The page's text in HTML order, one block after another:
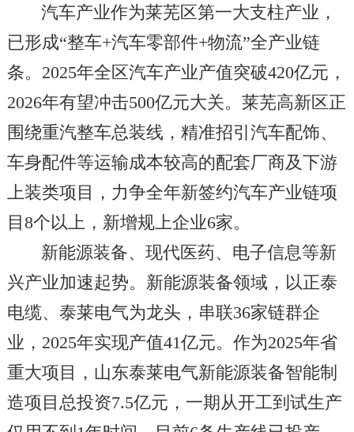
汽车产业作为莱芜区第一大支柱产业，
已形成“整车+汽车零部件+物流”全产业链
条。2025年全区汽车产业产值突破420亿元，
2026年有望冲击500亿元大关。莱芜高新区正
围绕重汽整车总装线，精准招引汽车配饰、
车身配件等运输成本较高的配套厂商及下游
上装类项目，力争全年新签约汽车产业链项
目8个以上，新增规上企业6家。
新能源装备、现代医药、电子信息等新
兴产业加速起势。新能源装备领域，以正泰
电缆、泰莱电气为龙头，串联36家链群企
业，2025年实现产值41亿元。作为2025年省
重大项目，山东泰莱电气新能源装备智能制
造项目总投资7.5亿元，一期从开工到试生产